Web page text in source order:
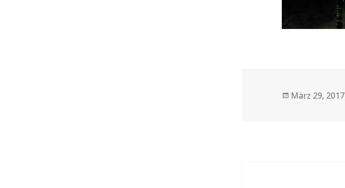
Veröffentlicht
März 29, 2017